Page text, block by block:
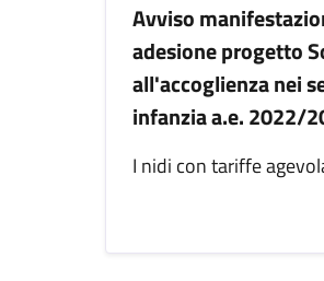
Avviso
adesione progetto
all'accoglienza nei
infanzia a.e. 2022/
I nidi con tariffe